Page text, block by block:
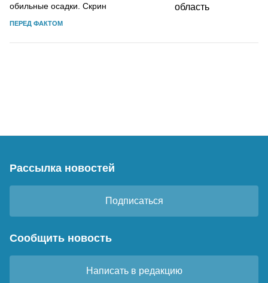
обильные осадки. Скрин
ПЕРЕД ФАКТОМ
Рассылка новостей
Подписаться
Сообщить новость
Написать в редакцию